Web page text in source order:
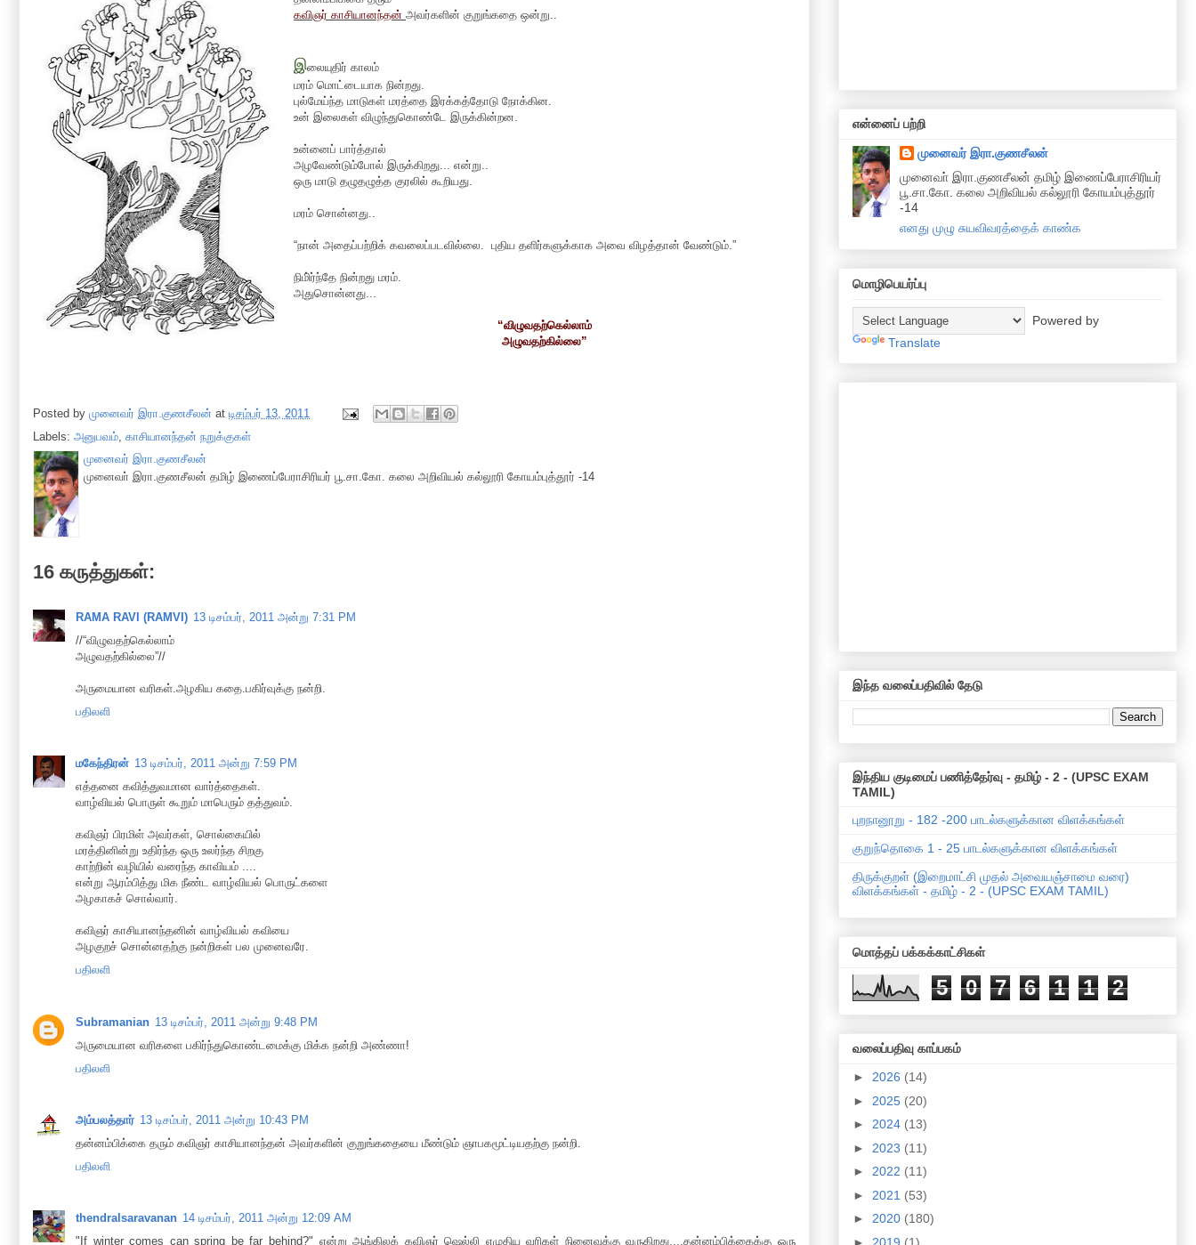
கவிஞர் காசியானந்தன் அவர்களின் குறுங்கதை ஒன்று..
இலையுதிர் காலம்
மரம் மொட்டையாக நின்றது.
புல்மேய்ந்த மாடுகள் மரத்தை இரக்கத்தோடு நோக்கின.
உன் இலைகள் விழுந்துகொண்டே இருக்கின்றன.
உன்னைப் பார்த்தால்
அழவேண்டும்போல் இருக்கிறது... என்று..
ஒரு மாடு தழுதழுத்த குரலில் கூறியது.
மரம் சொன்னது..
“நான் அதைப்பற்றிக் கவலைப்படவில்லை. புதிய தளிர்களுக்காக அவை விழத்தான் வேண்டும்.”
நிமி்ர்ந்தே நின்றது மரம்.
அதுசொன்னது...
“விழுவதற்கெல்லாம்
அழுவதற்கில்லை”
Posted by முனைவர் இரா.குணசீலன் at டிசம்பர் 13, 2011
Labels: அனுபவம், காசியானந்தன் நறுக்குகள்
முனைவர் இரா.குணசீலன்
முனைவா் இரா.குணசீலன் தமிழ் இணைப்பேராசிரியர் பூ.சா.கோ. கலை அறிவியல் கல்லூரி கோயம்புத்தூர் -14
16 கருத்துகள்:
RAMA RAVI (RAMVI) 13 டிசம்பர், 2011 அன்று 7:31 PM
//“விழுவதற்கெல்லாம்
அழுவதற்கில்லை”//
அருமையான வரிகள்.அழகிய கதை.பகிர்வுக்கு நன்றி.
பதிலளி
மகேந்திரன் 13 டிசம்பர், 2011 அன்று 7:59 PM
எத்தனை கவித்துவமான வார்த்தைகள்.
வாழ்வியல் பொருள் கூறும் மாபெரும் தத்துவம்.
கவிஞர் பிரமிள் அவர்கள், சொல்கையில்
மரத்தினின்று உதிர்ந்த ஒரு உலர்ந்த சிறகு
காற்றின் வழியில் வரைந்த காவியம் ....
என்று ஆரம்பித்து மிக நீண்ட வாழ்வியல் பொருட்களை
அழகாகச் சொல்வார்.
கவிஞர் காசியானந்தனின் வாழ்வியல் கவியை
அழகுறச் சொன்னதற்கு நன்றிகள் பல முனைவரே.
பதிலளி
Subramanian 13 டிசம்பர், 2011 அன்று 9:48 PM
அருமையான வரிகளை பகிர்ந்துகொண்டமைக்கு மிக்க நன்றி அண்ணா!
பதிலளி
அம்பலத்தார் 13 டிசம்பர், 2011 அன்று 10:43 PM
தன்னம்பிக்கை தரும் கவிஞர் காசியானந்தன் அவர்களின் குறுங்கதையை மீண்டும் ஞாபகமூட்டியதற்கு நன்றி.
பதிலளி
thendralsaravanan 14 டிசம்பர், 2011 அன்று 12:09 AM
"If winter comes can spring be far behind?" என்று ஆங்கிலக் கவிஞர் ஷெல்லி எழுதிய வரிகள் நினைவுக்கு வருகிறது....தன்னம்பிக்கைக்கு ஒரு
என்னைப் பற்றி
முனைவர் இரா.குணசீலன்
முனைவா் இரா.குணசீலன் தமிழ் இணைப்பேராசிரியர்
பூ.சா.கோ. கலை அறிவியல் கல்லூரி கோயம்புத்தூர்
-14
எனது முழு சுயவிவரத்தைக் காண்க
மொழிபெயர்ப்பு
Powered by
Translate
இந்த வலைப்பதிவில் தேடு
இந்திய குடிமைப் பணித்தேர்வு - தமிழ் - 2 - (UPSC EXAM
TAMIL)
புறநானூறு - 182 -200 பாடல்களுக்கான விளக்கங்கள்
குறுந்தொகை 1 - 25 பாடல்களுக்கான விளக்கங்கள்
திருக்குறள் (இறைமாட்சி முதல் அவையஞ்சாமை வரை)
விளக்கங்கள் - தமிழ் - 2 - (UPSC EXAM TAMIL)
மொத்தப் பக்கக்காட்சிகள்
5 0 7 6 1 1 2
வலைப்பதிவு காப்பகம்
► 2026 (14)
► 2025 (20)
► 2024 (13)
► 2023 (11)
► 2022 (11)
► 2021 (53)
► 2020 (180)
► 2019 (1)